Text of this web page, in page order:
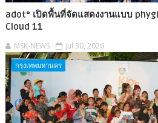
adot° เปิดพื้นที่จัดแสดงงานแบบ
Cloud 11
MSK-NEWS Jul 30, 2026
กรุงเทพมหานคร